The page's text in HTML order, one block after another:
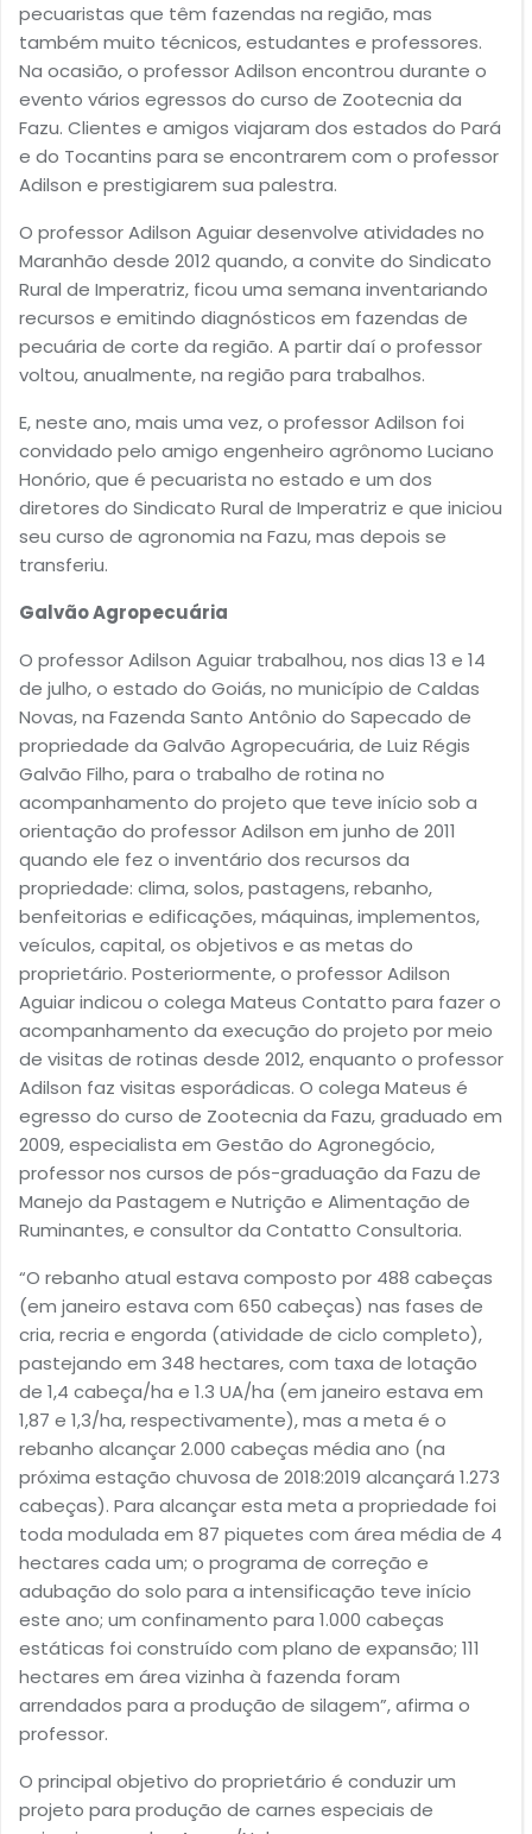
pecuaristas que têm fazendas na região, mas
também muito técnicos, estudantes e professores.
Na ocasião, o professor Adilson encontrou durante o
evento vários egressos do curso de Zootecnia da
Fazu. Clientes e amigos viajaram dos estados do Pará
e do Tocantins para se encontrarem com o professor
Adilson e prestigiarem sua palestra.
O professor Adilson Aguiar desenvolve atividades no
Maranhão desde 2012 quando, a convite do Sindicato
Rural de Imperatriz, ficou uma semana inventariando
recursos e emitindo diagnósticos em fazendas de
pecuária de corte da região. A partir daí o professor
voltou, anualmente, na região para trabalhos.
E, neste ano, mais uma vez, o professor Adilson foi
convidado pelo amigo engenheiro agrônomo Luciano
Honório, que é pecuarista no estado e um dos
diretores do Sindicato Rural de Imperatriz e que iniciou
seu curso de agronomia na Fazu, mas depois se
transferiu.
Galvão Agropecuária
O professor Adilson Aguiar trabalhou, nos dias 13 e 14
de julho, o estado do Goiás, no município de Caldas
Novas, na Fazenda Santo Antônio do Sapecado de
propriedade da Galvão Agropecuária, de Luiz Régis
Galvão Filho, para o trabalho de rotina no
acompanhamento do projeto que teve início sob a
orientação do professor Adilson em junho de 2011
quando ele fez o inventário dos recursos da
propriedade: clima, solos, pastagens, rebanho,
benfeitorias e edificações, máquinas, implementos,
veículos, capital, os objetivos e as metas do
proprietário. Posteriormente, o professor Adilson
Aguiar indicou o colega Mateus Contatto para fazer o
acompanhamento da execução do projeto por meio
de visitas de rotinas desde 2012, enquanto o professor
Adilson faz visitas esporádicas. O colega Mateus é
egresso do curso de Zootecnia da Fazu, graduado em
2009, especialista em Gestão do Agronegócio,
professor nos cursos de pós-graduação da Fazu de
Manejo da Pastagem e Nutrição e Alimentação de
Ruminantes, e consultor da Contatto Consultoria.
“O rebanho atual estava composto por 488 cabeças
(em janeiro estava com 650 cabeças) nas fases de
cria, recria e engorda (atividade de ciclo completo),
pastejando em 348 hectares, com taxa de lotação
de 1,4 cabeça/ha e 1.3 UA/ha (em janeiro estava em
1,87 e 1,3/ha, respectivamente), mas a meta é o
rebanho alcançar 2.000 cabeças média ano (na
próxima estação chuvosa de 2018:2019 alcançará 1.273
cabeças). Para alcançar esta meta a propriedade foi
toda modulada em 87 piquetes com área média de 4
hectares cada um; o programa de correção e
adubação do solo para a intensificação teve início
este ano; um confinamento para 1.000 cabeças
estáticas foi construído com plano de expansão; 111
hectares em área vizinha à fazenda foram
arrendados para a produção de silagem”, afirma o
professor.
O principal objetivo do proprietário é conduzir um
projeto para produção de carnes especiais de